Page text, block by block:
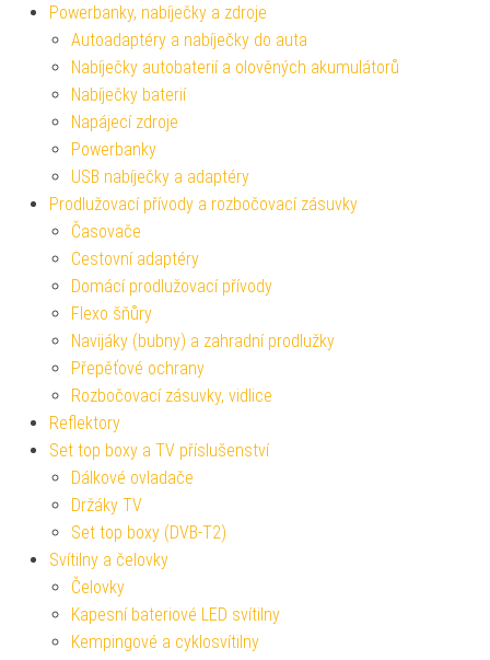
Powerbanky, nabíječky a zdroje
Autoadaptéry a nabíječky do auta
Nabíječky autobaterií a olověných akumulátorů
Nabíječky baterií
Napájecí zdroje
Powerbanky
USB nabíječky a adaptéry
Prodlužovací přívody a rozbočovací zásuvky
Časovače
Cestovní adaptéry
Domácí prodlužovací přívody
Flexo šňůry
Navijáky (bubny) a zahradní prodlužky
Přepěťové ochrany
Rozbočovací zásuvky, vidlice
Reflektory
Set top boxy a TV příslušenství
Dálkové ovladače
Držáky TV
Set top boxy (DVB-T2)
Svítilny a čelovky
Čelovky
Kapesní bateriové LED svítilny
Kempingové a cyklosvítilny